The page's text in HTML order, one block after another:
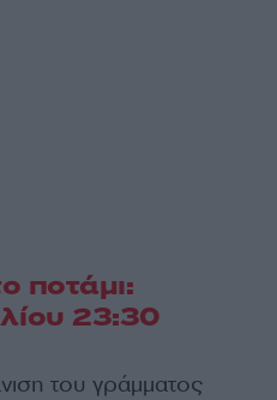
ποτάμι:
23:30
του γράμματος